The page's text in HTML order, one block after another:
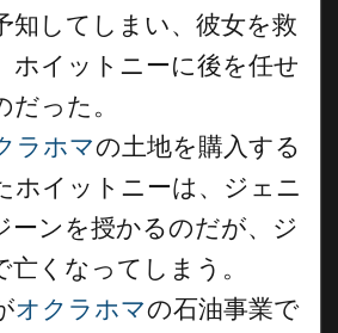
知してしまい、彼女を救
ホイットニーに後を任せ
った。
ラホマの土地を購入する
ホイットニーは、ジェニ
ーンを授かるのだが、ジ
亡くなってしまう。
オクラホマの石油事業で